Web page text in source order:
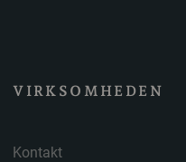
VIRKSOMHEDEN
Kontakt